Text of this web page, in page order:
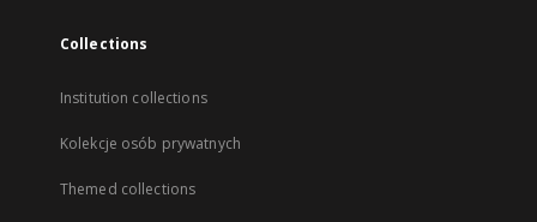
Collections
Institution collections
Kolekcje osób prywatnych
Themed collections